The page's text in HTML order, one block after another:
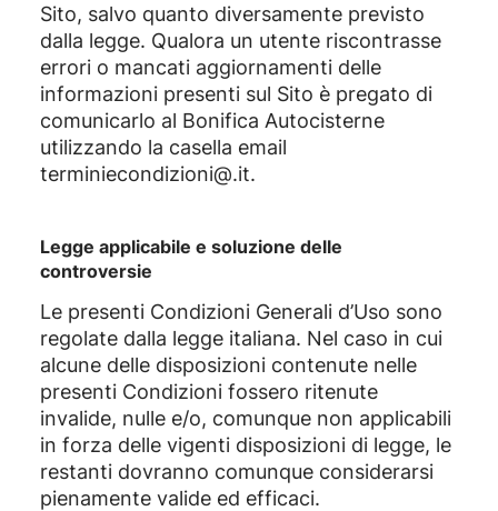
Sito, salvo quanto diversamente previsto
dalla legge. Qualora un utente riscontrasse
errori o mancati aggiornamenti delle
informazioni presenti sul Sito è pregato di
comunicarlo al Bonifica Autocisterne
utilizzando la casella email
terminiecondizioni@.it.
Legge applicabile e soluzione delle
controversie
Le presenti Condizioni Generali d’Uso sono
regolate dalla legge italiana. Nel caso in cui
alcune delle disposizioni contenute nelle
presenti Condizioni fossero ritenute
invalide, nulle e/o, comunque non applicabili
in forza delle vigenti disposizioni di legge, le
restanti dovranno comunque considerarsi
pienamente valide ed efficaci.